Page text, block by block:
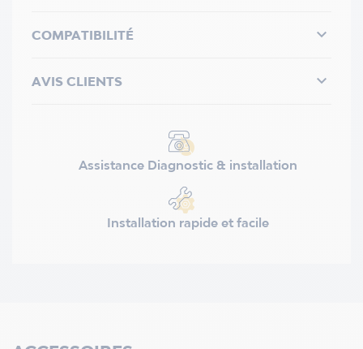
COMPATIBILITÉ 
AVIS CLIENTS 
Assistance Diagnostic & installation
Installation rapide et facile